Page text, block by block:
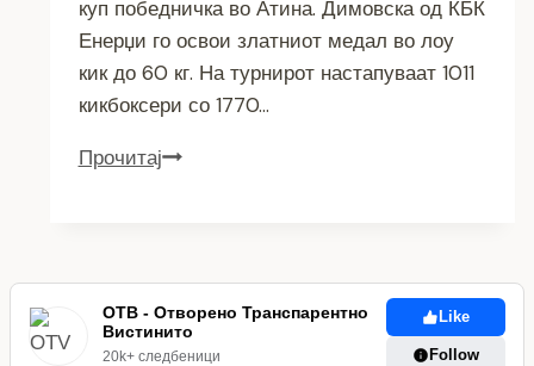
куп победничка во Атина. Димовска од КБК
Енерџи го освои златниот медал во лоу
кик до 60 кг. На турнирот настапуваат 1011
кикбоксери со 1770…
ПрочитајМакедонија
–
Марија
Димовска
ОТВ - Отворено Транспарентно
Вистинито
20k+ следбеници
Like
Follow